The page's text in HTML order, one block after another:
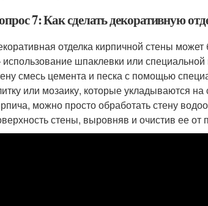
7: Как сделать декоративную
отделка кирпичной стены
шпаклевки или специальной
смесь цемента и песка с помощью
или мозаику, которые укладываются
можно просто обработать стену
стены, выровняв и очистив ее